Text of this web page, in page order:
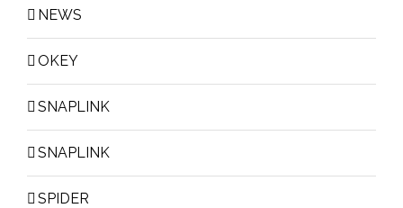
NEWS
OKEY
SNAPLINK
SNAPLINK
SPIDER